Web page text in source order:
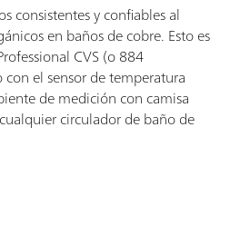
consistentes y confiables al
en baños de cobre. Esto es
CVS (o 884
el sensor de temperatura
de medición con camisa
circulador de baño de